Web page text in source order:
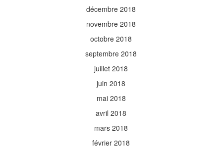
décembre 2018
novembre 2018
octobre 2018
septembre 2018
juillet 2018
juin 2018
mai 2018
avril 2018
mars 2018
février 2018